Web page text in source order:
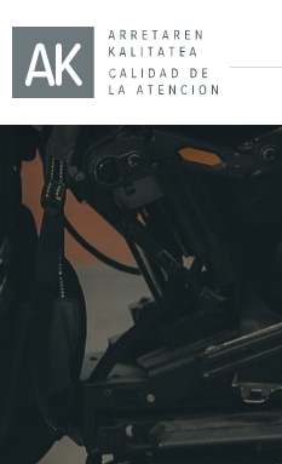
Ir directamente al contenido